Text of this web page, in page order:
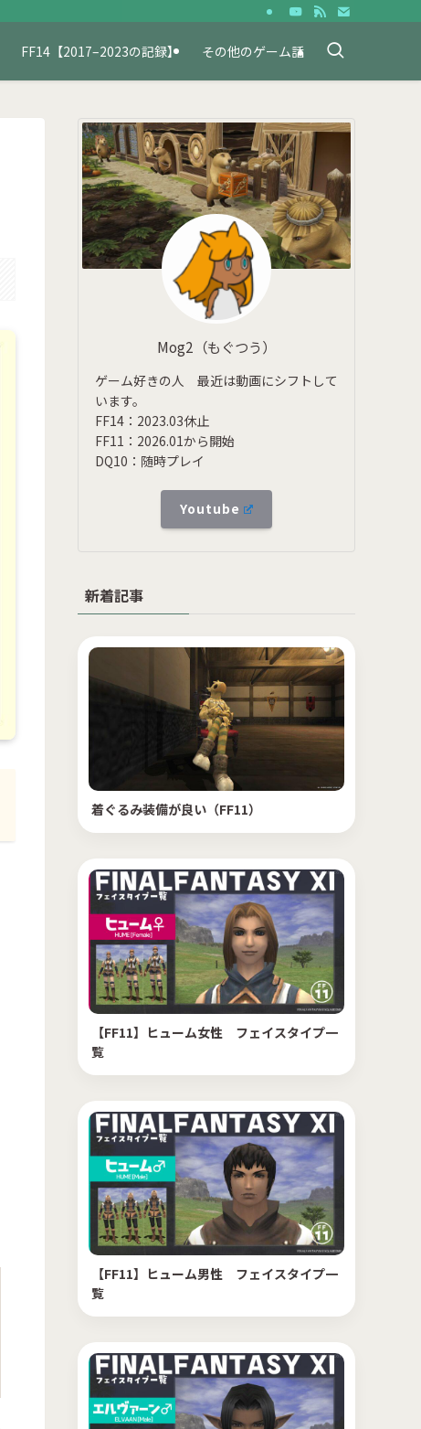
FF14【2017–2023の記録】 その他のゲーム話
Mog2（もぐつう）
ゲーム好きの人 最近は動画にシフトして
います。
FF14：2023.03休止
FF11：2026.01から開始
DQ10：随時プレイ
Youtube
新着記事
着ぐるみ装備が良い（FF11）
【FF11】ヒューム女性 フェイスタイプ一
覧
【FF11】ヒューム男性 フェイスタイプ一
覧